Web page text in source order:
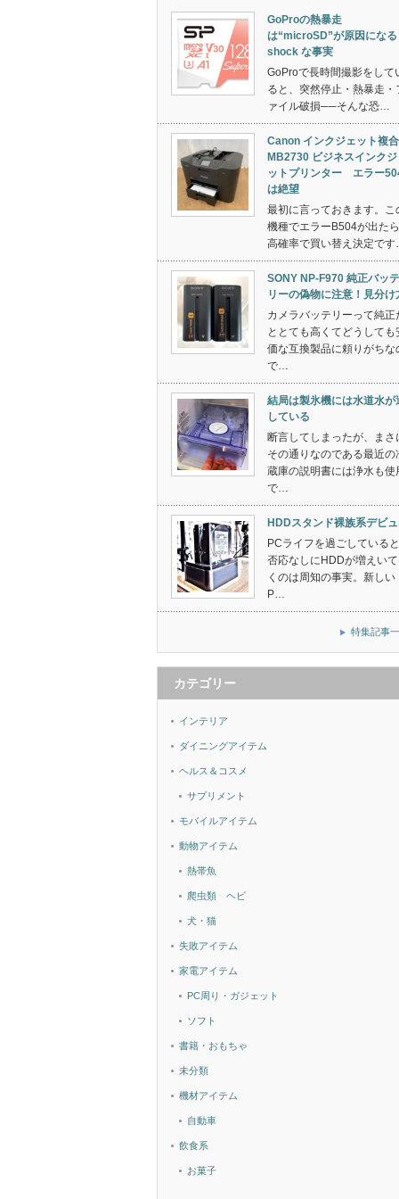
GoProの熱暴走
は“microSD”が原因になる
shock な事実
GoProで長時間撮影をして
ると、突然停止・熱暴走・
ァイル破損──そんな恐…
Canon インクジェット複
MB2730 ビジネスインクジ
ットプリンター エラー
は絶望
最初に言っておきます。こ
機種でエラーB504が出たら
高確率で買い替え決定で
SONY NP-F970 純正バッテ
リーの偽物に注意！見分け
カメラバッテリーって純正
ととても高くてどうしても
価な互換製品に頼りがちな
で…
結局は製氷機には水道水が
している
断言してしまったが、まさ
その通りなのである最近の
蔵庫の説明書には浄水も使
で…
HDDスタンド裸族系デビ
PCライフを過ごしていると
否応なしにHDDが増えい
くのは周知の事実。新しい
P…
特集記事
カテゴリー
インテリア
ダイニングアイテム
ヘルス＆コスメ
サプリメント
モバイルアイテム
動物アイテム
熱帯魚
爬虫類 ヘビ
犬・猫
失敗アイテム
家電アイテム
PC周り・ガジェット
ソフト
書籍・おもちゃ
未分類
機材アイテム
自動車
飲食系
お菓子